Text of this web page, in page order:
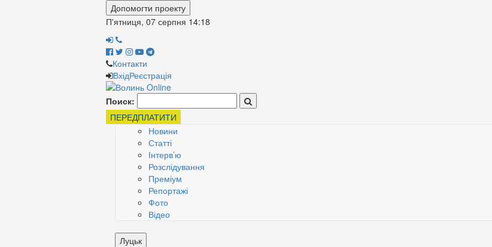
Допомогти проекту
П'ятниця, 07 серпня 14:18
Контакти
ВхідРеєстрація
Поиск:
ПЕРЕДПЛАТИТИ
Новини
Статті
Інтерв’ю
Розслідування
Преміум
Репортажі
Фото
Відео
Луцьк